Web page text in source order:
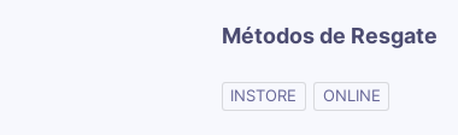
Métodos de Resgate
INSTORE ONLINE